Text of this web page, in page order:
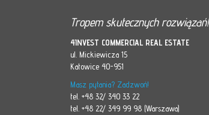
Tropem skutecznych rozwiązań!
4INVEST COMMERCIAL REAL ESTATE
ul. Mickiewicza 15
Katowice 40-951
Masz pytania? Zadzwoń!
tel. +48 32/ 340 33 22
tel. +48 22/ 349 99 98 (Warszawa)